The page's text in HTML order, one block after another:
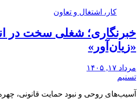
کار، اشتغال و تعاون
خبرنگاری؛ شغلی سخت در
«زیان‌آور»
مرداد ۱۷, ۱۴۰۵
تسنیم
آسیب‌های روحی و نبود حمایت قانونی،